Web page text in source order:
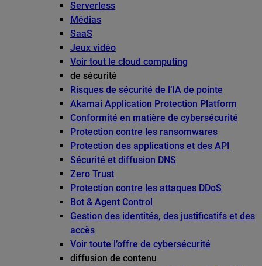
Serverless
Médias
SaaS
Jeux vidéo
Voir tout le cloud computing
de sécurité
Risques de sécurité de l’IA de pointe
Akamai Application Protection Platform
Conformité en matière de cybersécurité
Protection contre les ransomwares
Protection des applications et des API
Sécurité et diffusion DNS
Zero Trust
Protection contre les attaques DDoS
Bot & Agent Control
Gestion des identités, des justificatifs et des
accès
Voir toute l’offre de cybersécurité
diffusion de contenu